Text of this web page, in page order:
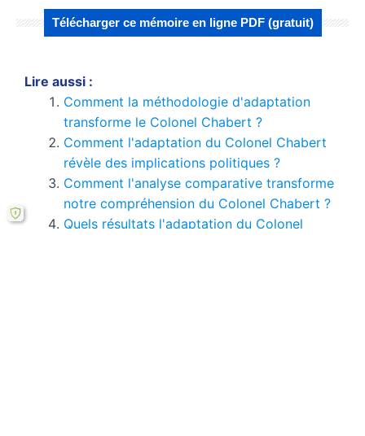
Télécharger ce mémoire en ligne PDF (gratuit)
Lire aussi :
Comment la méthodologie d'adaptation
transforme le Colonel Chabert ?
Comment l'adaptation du Colonel Chabert
révèle des implications politiques ?
Comment l'analyse comparative transforme
notre compréhension du Colonel Chabert ?
Quels résultats l'adaptation du Colonel